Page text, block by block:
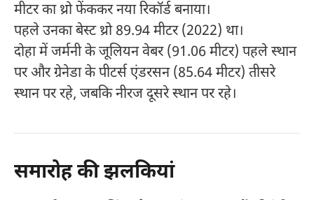
मीटर का थ्रो फेंककर नया रिकॉर्ड बनाया।
पहले उनका बेस्ट थ्रो 89.94 मीटर (2022) था।
दोहा में जर्मनी के जूलियन वेबर (91.06 मीटर) पहले स्थान
पर और ग्रेनेडा के पीटर्स एंडरसन (85.64 मीटर) तीसरे
स्थान पर रहे, जबकि नीरज दूसरे स्थान पर रहे।
समारोह की झलकियां